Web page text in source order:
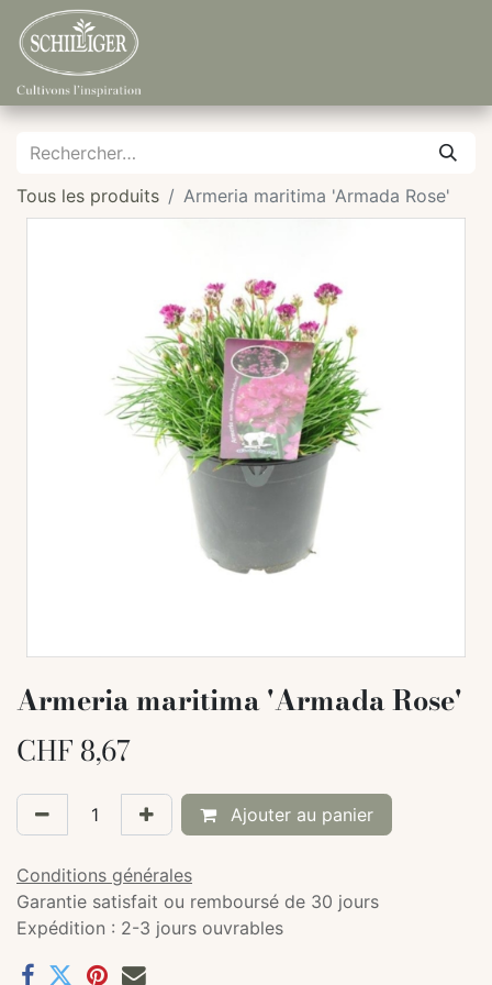
Tous les produits Armeria maritima 'Armada Rose'
Armeria maritima 'Armada Rose'
CHF 8,67
Ajouter au panier
Conditions générales
Garantie satisfait ou remboursé de 30 jours
Expédition : 2-3 jours ouvrables